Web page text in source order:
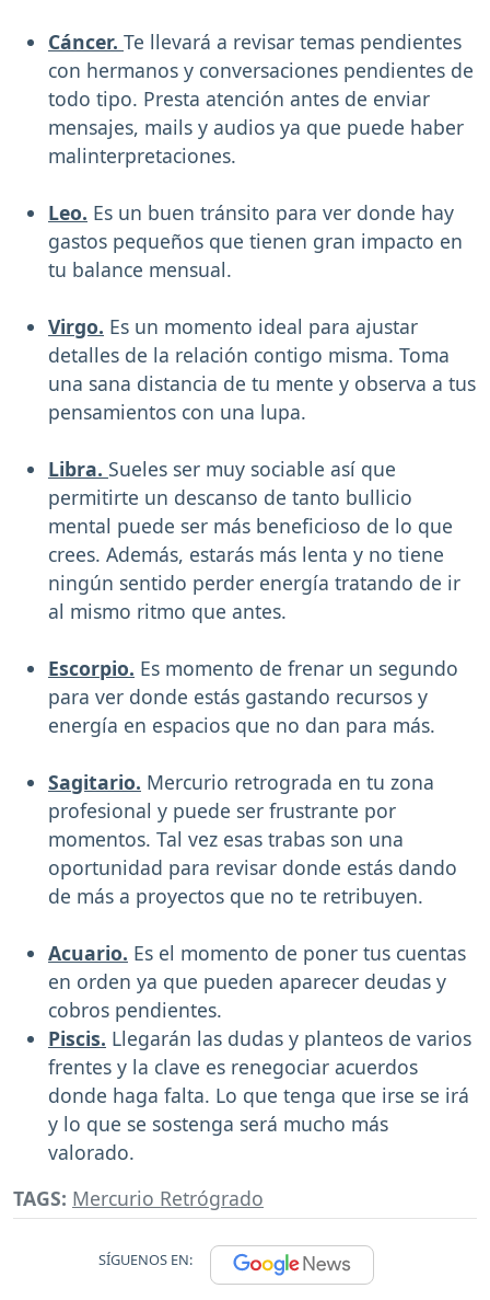
Cáncer. Te llevará a revisar temas pendientes
con hermanos y conversaciones pendientes de
todo tipo. Presta atención antes de enviar
mensajes, mails y audios ya que puede haber
malinterpretaciones.
Leo. Es un buen tránsito para ver donde hay
gastos pequeños que tienen gran impacto en
tu balance mensual.
Virgo. Es un momento ideal para ajustar
detalles de la relación contigo misma. Toma
una sana distancia de tu mente y observa a tus
pensamientos con una lupa.
Libra. Sueles ser muy sociable así que
permitirte un descanso de tanto bullicio
mental puede ser más beneficioso de lo que
crees. Además, estarás más lenta y no tiene
ningún sentido perder energía tratando de ir
al mismo ritmo que antes.
Escorpio. Es momento de frenar un segundo
para ver donde estás gastando recursos y
energía en espacios que no dan para más.
Sagitario. Mercurio retrograda en tu zona
profesional y puede ser frustrante por
momentos. Tal vez esas trabas son una
oportunidad para revisar donde estás dando
de más a proyectos que no te retribuyen.
Acuario. Es el momento de poner tus cuentas
en orden ya que pueden aparecer deudas y
cobros pendientes.
Piscis. Llegarán las dudas y planteos de varios
frentes y la clave es renegociar acuerdos
donde haga falta. Lo que tenga que irse se irá
y lo que se sostenga será mucho más
valorado.
TAGS: Mercurio Retrógrado
SÍGUENOS EN: